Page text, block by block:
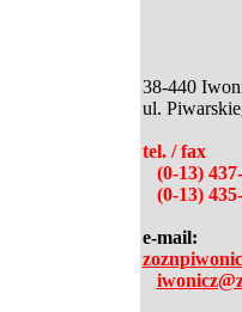
38-440
ul.
tel. / fax
(0-13)
(0-13)
e-mail: